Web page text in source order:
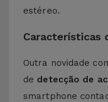
estéreo.
Características
Outra novidade
de detecção de
smartphone